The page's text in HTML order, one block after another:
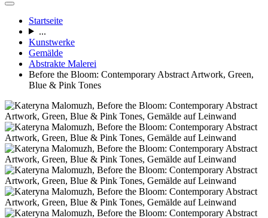
Startseite
...
Kunstwerke
Gemälde
Abstrakte Malerei
Before the Bloom: Contemporary Abstract Artwork, Green,
Blue & Pink Tones